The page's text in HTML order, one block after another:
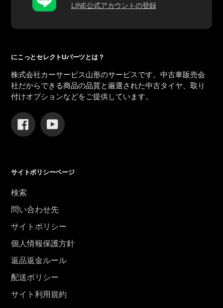
LINE公式アカウントの登録
にこっとセレクトUパーツとは？
株式会社カーサービス山形のサービスです。中古車販売会
社だからできる商品の品質と厳選された中古タイヤ、取り
付けオプションなどをご提供しています。
FacebookYouTube
サイトポリシーページ
検索
問い合わせ先
サイトポリシー
個人情報保護方針
返品返金ルール
配送ポリシー
サイト利用規約